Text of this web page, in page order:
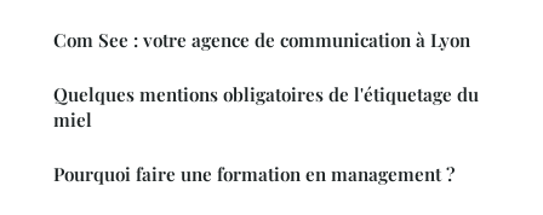
Com See : votre agence de communication à Lyon
Quelques mentions obligatoires de l'étiquetage du
miel
Pourquoi faire une formation en management ?